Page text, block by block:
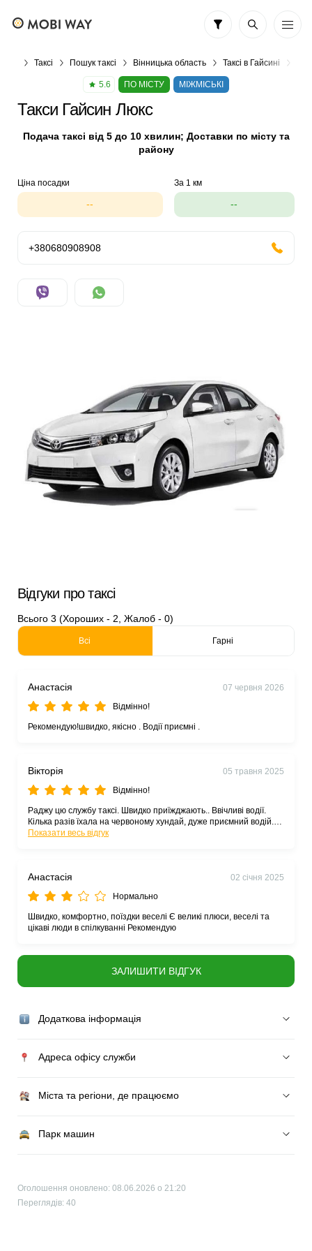
Таксі Пошук таксі Вінницька область Таксі в Гайсині
5.6 ПО МІСТУ МІЖМІСЬКІ
Такси Гайсин Люкс
Подача таксі від 5 до 10 хвилин; Доставки по місту та
району
Ціна посадки
--
За 1 км
--
+380680908908
Відгуки про таксі
Всього 3 (Хороших - 2, Жалоб - 0)
Всі Гарні
Анастасія
07 червня 2026
Відмінно!
Рекомендую!швидко, якісно . Водії приємні .
Вікторія
05 травня 2025
Відмінно!
Раджу цю службу таксі. Швидко приїжджають.. Ввічливі водії.
Кілька разів їхала на червоному хундай, дуже приємний водій.
Дякую.
Показати весь відгук
Анастасія
02 січня 2025
Нормально
Швидко, комфортно, поїздки веселі Є великі плюси, веселі та
цікаві люди в спілкуванні Рекомендую
ЗАЛИШИТИ ВІДГУК
Додаткова інформація
Адреса офісу служби
Міста та регіони, де працюємо
Парк машин
Оголошення оновлено: 08.06.2026 о 21:20
Переглядів: 40